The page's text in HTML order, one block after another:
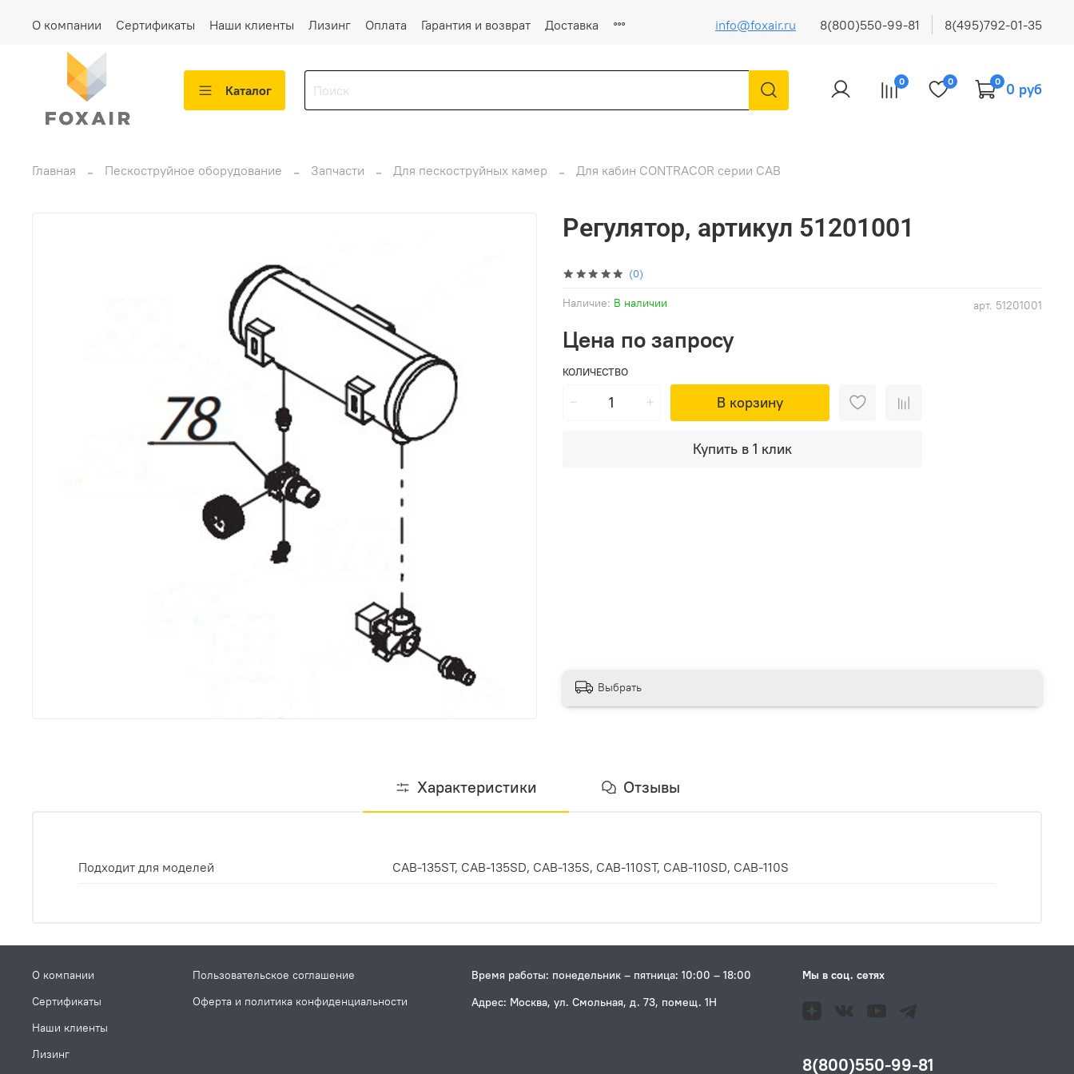
О компании Сертификаты Наши клиенты Лизинг Оплата Гарантия и возврат Доставка info@foxair.ru 8(800)550-99-81 8(495)792-01-35
Каталог
0 0 0 0 руб
Главная Пескоструйное оборудование Запчасти Для пескоструйных камер Для кабин CONTRACOR серии CAB
(0)
арт. 51201001
Наличие: В наличии
Регулятор, артикул 51201001
Цена по запросу
КОЛИЧЕСТВО
В корзину
Купить в 1 клик
Выбрать
Характеристики Отзывы
Подходит для моделей CAB-135ST, CAB-135SD, CAB-135S, CAB-110ST, CAB-110SD, CAB-110S
О компании
Сертификаты
Наши клиенты
Лизинг
Пользовательское соглашение
Оферта и политика конфиденциальности
Время работы: понедельник – пятница: 10:00 – 18:00
Адрес: Москва, ул. Смольная, д. 73, помещ. 1Н
Мы в соц. сетях
8(800)550-99-81